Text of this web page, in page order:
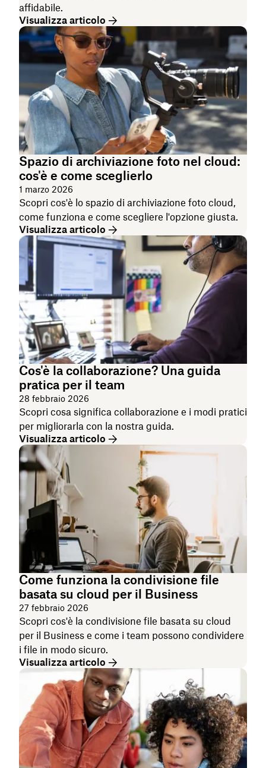
affidabile.
Visualizza articolo
Spazio di archiviazione foto nel cloud:
cos'è e come sceglierlo
1 marzo 2026
Scopri cos'è lo spazio di archiviazione foto cloud,
come funziona e come scegliere l'opzione giusta.
Visualizza articolo
Cos'è la collaborazione? Una guida
pratica per il team
28 febbraio 2026
Scopri cosa significa collaborazione e i modi pratici
per migliorarla con la nostra guida.
Visualizza articolo
Come funziona la condivisione file
basata su cloud per il Business
27 febbraio 2026
Scopri cos'è la condivisione file basata su cloud
per il Business e come i team possono condividere
i file in modo sicuro.
Visualizza articolo